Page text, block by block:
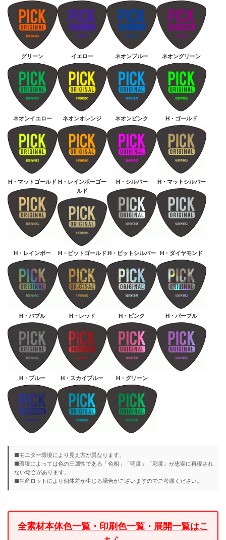
グリーン イエロー ネオンブルー ネオングリーン
ネオンイエロー ネオンオレンジ ネオンピンク H・ゴールド
H・マットゴールド H・レインボーゴー
ルド
H・シルバー H・マットシルバー
H・レインボー H・ビットゴールド H・ビットシルバー H・ダイヤモンド
H・バブル H・レッド H・ピンク H・パープル
H・ブルー H・スカイブルー H・グリーン
■モニター環境により見え方が異なります。
■環境によっては色の三属性である「色相」「明度」「彩度」が忠実に再現され
ない場合があります。
■生産ロットにより個体差が生じる場合がございますのでご考慮ください。
全素材本体色一覧・印刷色一覧・展開一覧はこ